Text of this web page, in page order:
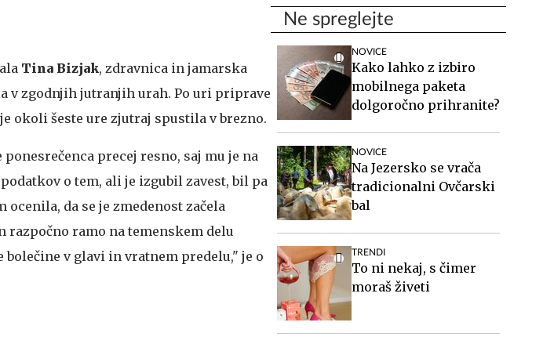
Tina Bizjak, zdravnica in jamarska
v zgodnjih jutranjih urah. Po uri priprave
okoli šeste ure zjutraj spustila v brezno.
precej resno, saj mu je na
o tem, ali je izgubil zavest, bil pa
ocenila, da se je zmedenost začela
ramo na temenskem delu
bolečine v glavi in vratnem predelu," je o
Ne spreglejte
NOVICE
Kako lahko z izbiro
mobilnega paketa
dolgoročno prihranite?
NOVICE
Na Jezersko se vrača
tradicionalni Ovčarski
bal
TRENDI
To ni nekaj, s čimer
moraš živeti